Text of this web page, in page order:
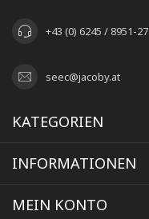
+43 (0) 6245 / 8951-27
seec@jacoby.at
KATEGORIEN
INFORMATIONEN
MEIN KONTO